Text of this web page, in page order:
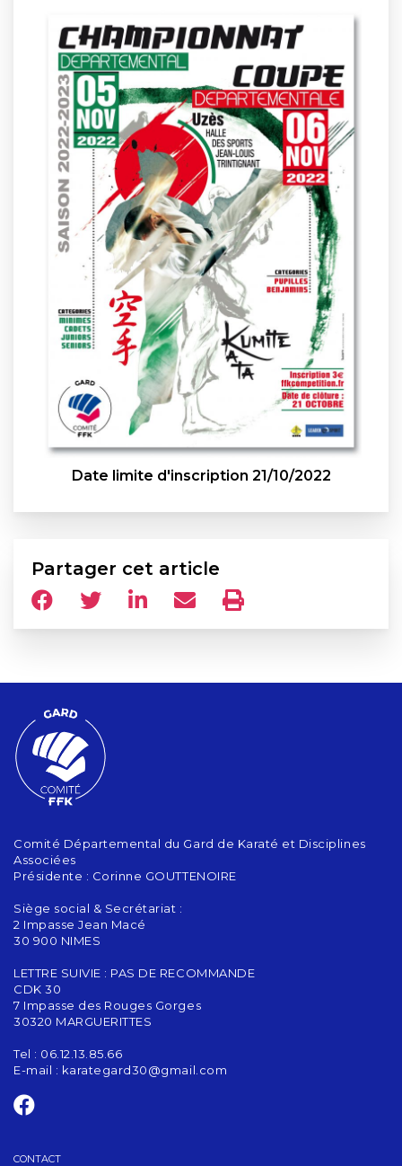
Date limite d'inscription 21/10/2022
Partager cet article
Comité Départemental du Gard de Karaté et Disciplines
Associées
Présidente : Corinne GOUTTENOIRE
Siège social & Secrétariat :
2 Impasse Jean Macé
30 900 NIMES
LETTRE SUIVIE : PAS DE RECOMMANDE
CDK 30
7 Impasse des Rouges Gorges
30320 MARGUERITTES
Tel : 06.12.13.85.66
E-mail : karategard30@gmail.com
CONTACT